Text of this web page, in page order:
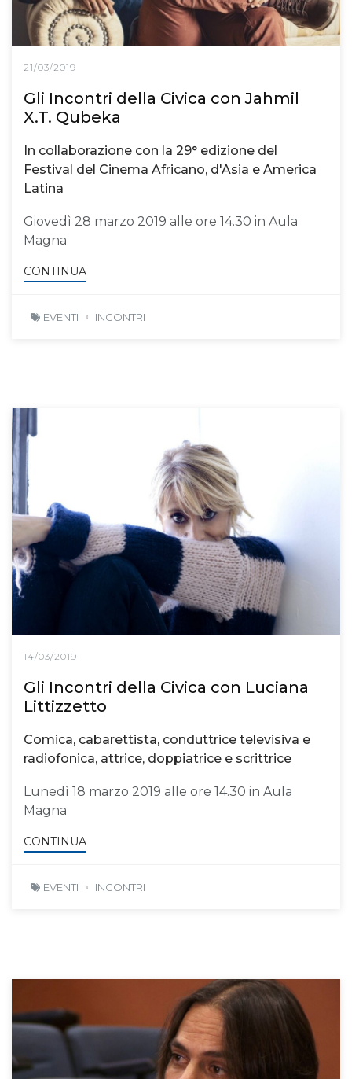
21/03/2019
Gli Incontri della Civica con Jahmil
X.T. Qubeka
In collaborazione con la 29° edizione del
Festival del Cinema Africano, d'Asia e America
Latina
Giovedì 28 marzo 2019 alle ore 14.30 in Aula
Magna
CONTINUA
EVENTI INCONTRI
14/03/2019
Gli Incontri della Civica con Luciana
Littizzetto
Comica, cabarettista, conduttrice televisiva e
radiofonica, attrice, doppiatrice e scrittrice
Lunedì 18 marzo 2019 alle ore 14.30 in Aula
Magna
CONTINUA
EVENTI INCONTRI